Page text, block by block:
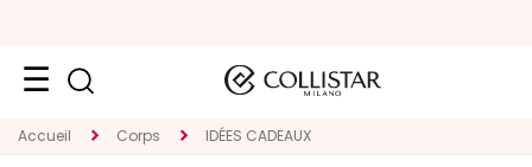
VISAGE
Accueil Corps IDÉES CADEAUX